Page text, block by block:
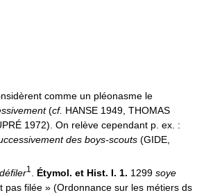
comme un pléonasme le
(cf. HANSE 1949, THOMAS
1972). On relève cependant p. ex. :
des boys-scouts (GIDE,
1 Étymol. et Hist. I. 1. 1299 soye
pas filée » (Ordonnance sur les métiers ds